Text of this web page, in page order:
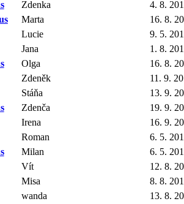
Zdenka
4. 8.
Marta
16. 8.
Lucie
9. 5.
Jana
1. 8.
Olga
16. 8.
Zdeněk
11. 9.
Stáňa
13. 9.
Zdenča
19. 9.
Irena
16. 9.
Roman
6. 5.
Milan
6. 5.
Vít
12. 8.
Misa
8. 8.
wanda
13. 8.